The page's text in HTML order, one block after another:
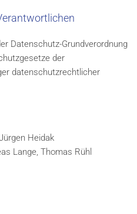
Datenschutz-Grundverordnung
der
datenschutzrechtlicher
Heidak
Lange, Thomas Rühl